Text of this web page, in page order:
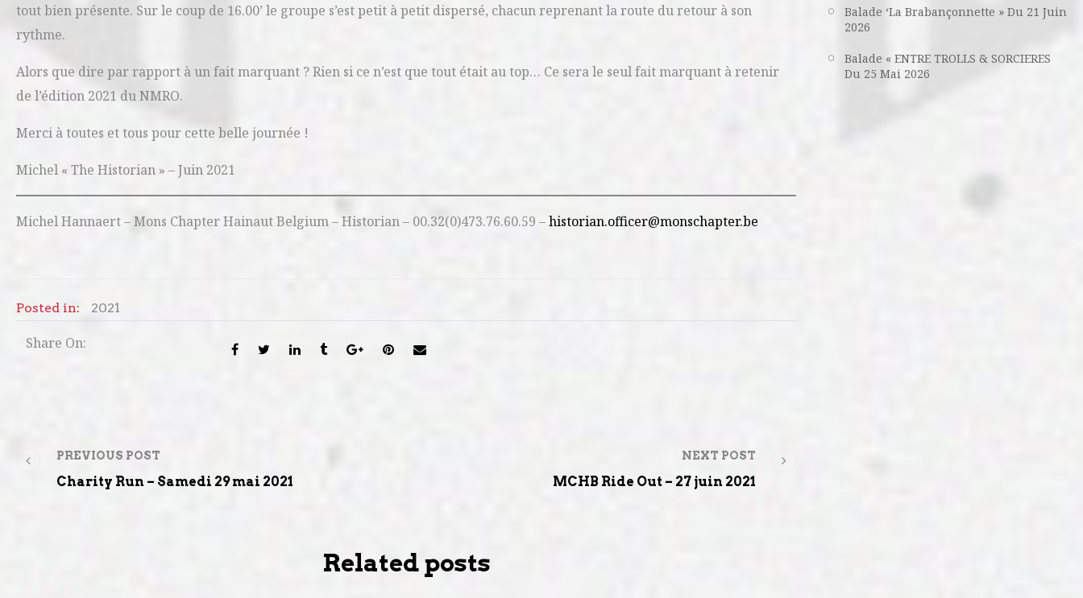
tout bien présente. Sur le coup de 16.00’ le groupe s’est petit à petit dispersé, chacun reprenant la route du retour à son
rythme.
Alors que dire par rapport à un fait marquant ? Rien si ce n’est que tout était au top… Ce sera le seul fait marquant à retenir
de l’édition 2021 du NMRO.
Merci à toutes et tous pour cette belle journée !
Michel « The Historian » – Juin 2021
Michel Hannaert – Mons Chapter Hainaut Belgium – Historian – 00.32(0)473.76.60.59 –historian.officer@monschapter.be
Posted in: 2021
Share On:
PREVIOUS POST
Charity Run – Samedi 29 mai 2021
NEXT POST
MCHB Ride Out – 27 juin 2021
Related posts
Balade ‘La Brabançonnette » Du 21 Juin
2026
Balade « ENTRE TROLLS & SORCIERES
Du 25 Mai 2026